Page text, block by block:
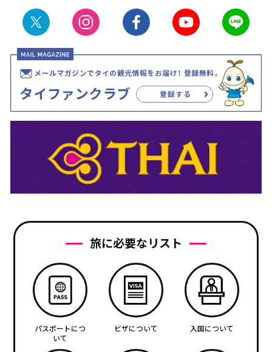
旅に必要なリスト
パスポートにつ
いて
ビザについて 入国について